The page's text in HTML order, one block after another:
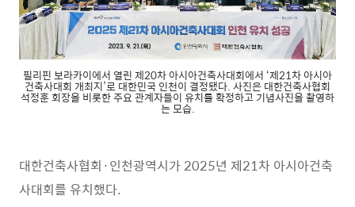
필리핀 보라카이에서 열린 제20차 아시아건축사대회에서 ‘제21차 아시아
건축사대회 개최지’로 대한민국 인천이 결정됐다. 사진은 대한건축사협회
석정훈 회장을 비롯한 주요 관계자들이 유치를 확정하고 기념사진을 촬영하
는 모습.
대한건축사협회·인천광역시가 2025년 제21차 아시아건축
사대회를 유치했다.